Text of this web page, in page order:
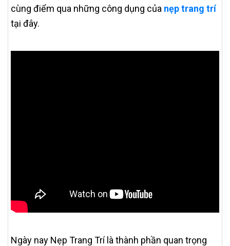
cùng điểm qua những công dụng của nẹp trang trí
tại đây.
Ngày nay Nẹp Trang Trí là thành phần quan trọng